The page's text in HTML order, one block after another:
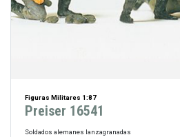
Figuras Militares 1:87
Preiser 16541
Soldados alemanes lanzagranadas